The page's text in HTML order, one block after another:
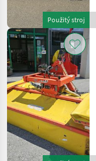
Použitý stroj